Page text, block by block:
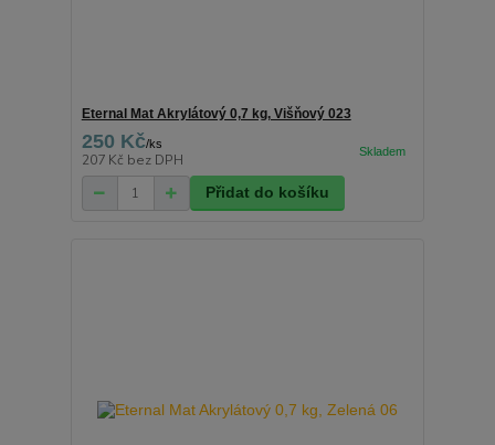
Eternal Mat Akrylátový 0,7 kg, Višňový 023
250 Kč/ks
207 Kč bez DPH
Přidat do košíku